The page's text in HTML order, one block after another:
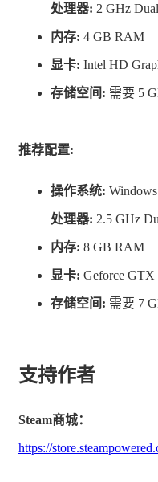
备、装饰和设施来
和开放新的设施如
来扩展您的健身房
管理您的会员：通
量会员的体脂并为
城镇探索：探索城
易。您可以在避免
处理器: 2 GHz
内存: 4 GB RAM
显卡: Intel HD
存储空间: 需要 5
推荐配置:
操作系统:
处理器: 2.5 GHz
内存: 8 GB RAM
显卡: Geforce GTX
存储空间: 需要 7
支持作者
Steam商城：
https://